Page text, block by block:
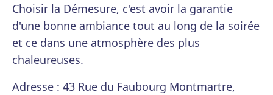
Choisir la Démesure, c'est avoir la garantie
d'une bonne ambiance tout au long de la soirée
et ce dans une atmosphère des plus
chaleureuses.
Adresse : 43 Rue du Faubourg Montmartre,